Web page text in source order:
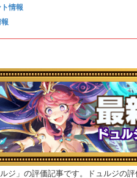
情報
ジ」の評価記事です。ドュルジの